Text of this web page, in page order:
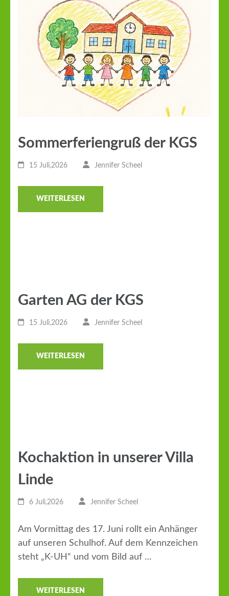
Sommerferiengruß der KGS
15 Juli,2026 Jennifer Scheel
WEITERLESEN
Garten AG der KGS
15 Juli,2026 Jennifer Scheel
WEITERLESEN
Kochaktion in unserer Villa
Linde
6 Juli,2026 Jennifer Scheel
Am Vormittag des 17. Juni rollt ein Anhänger
auf unseren Schulhof. Auf dem Kennzeichen
steht „K-UH“ und vom Bild auf …
WEITERLESEN